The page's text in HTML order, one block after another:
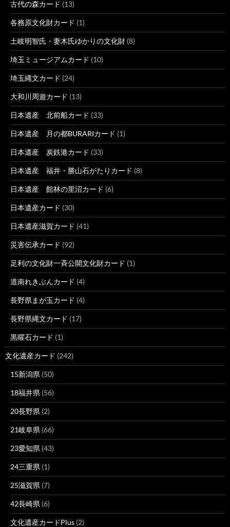
古代の森カード (13)
各務原文化財カード (1)
土岐明智氏・妻木氏ゆかりの文化財 (8)
埼玉ミュージアムカード (10)
埼玉縄文カード (24)
大和川周遊カード (13)
日本遺産 北前船カード (33)
日本遺産 月の都BURARIカード (1)
日本遺産 炭鉄港カード (33)
日本遺産 福井・勝山石がたりカード (8)
日本遺産 館林の里沼カード (6)
日本遺産カード (30)
日本遺産滋賀カード (41)
災害伝承カード (92)
足利の文化財一斉公開文化財カード (1)
道南れきぶんカード (4)
長野県まが玉カード (4)
長野県縄文カード (17)
黒曜石カード (1)
文化遺産カード (242)
15新潟県 (50)
18福井県 (56)
20長野県 (2)
21岐阜県 (66)
23愛知県 (43)
24三重県 (1)
25滋賀県 (7)
42長崎県 (6)
文化遺産カードPlus (2)